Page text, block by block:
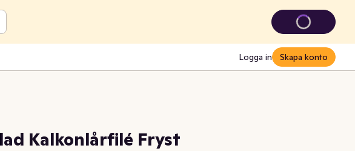
Logga in Skapa konto
Kalkonlårfilé Fryst